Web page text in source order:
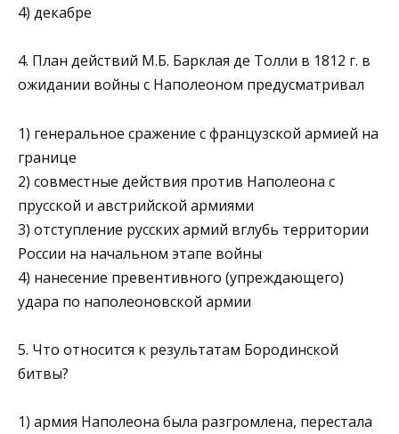
4) декабре
4. План действий М.Б. Барклая де Толли в 1812 г. в
ожидании войны с Наполеоном предусматривал
1) генеральное сражение с французской армией на
границе
2) совместные действия против Наполеона с
прусской и ав­стрийской армиями
3) отступление русских армий вглубь территории
России на начальном этапе войны
4) нанесение превентивного (упреждающего)
удара по на­полеоновской армии
5. Что относится к результатам Бородинской
битвы?
1) армия Наполеона была разгромлена, перестала